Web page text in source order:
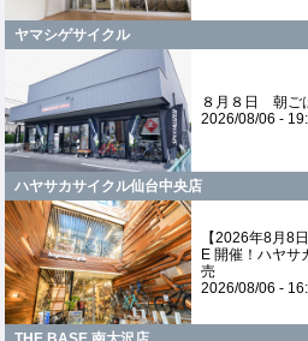
ヤマシゲサイクル
８月８日 朝ご
2026/08/06 -
ハヤサカサイクル仙台中央店
【2026年8月8
E 開催！ハヤサ
売
2026/08/06 -